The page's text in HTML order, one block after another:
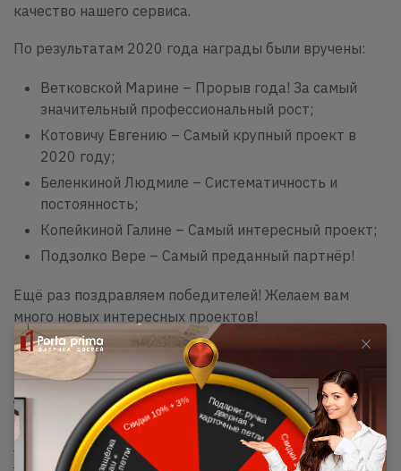
качество нашего сервиса.
По результатам 2020 года награды были вручены:
Ветковской Марине – Прорыв года! За самый
значительный профессиональный рост;
Котовичу Евгению – Самый крупный проект в
2020 году;
Беленкиной Людмиле – Систематичность и
постоянность;
Копейкиной Галине – Самый интересный проект;
Подзолко Вере – Самый преданный партнёр!
Ещё раз поздравляем победителей! Желаем вам
много новых интересных проектов!
Другие новости
27 / 01 / 2025
Бесплатный монтаж: победитель делится
впечатлениями!